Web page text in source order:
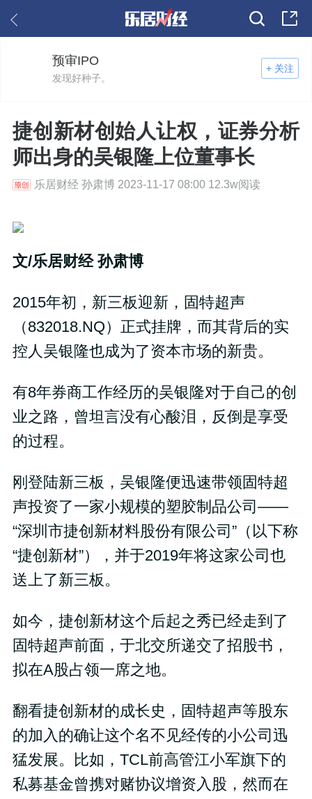
+ 关注
预审IPO
发现好种子。
捷创新材创始人让权，证券分析
师出身的吴银隆上位董事长
乐居财经 孙肃博 2023-11-17 08:00 12.3w阅读
文/乐居财经 孙肃博
2015年初，新三板迎新，固特超声
（832018.NQ）正式挂牌，而其背后的实
控人吴银隆也成为了资本市场的新贵。
有8年券商工作经历的吴银隆对于自己的创
业之路，曾坦言没有心酸泪，反倒是享受
的过程。
刚登陆新三板，吴银隆便迅速带领固特超
声投资了一家小规模的塑胶制品公司——
“深圳市捷创新材料股份有限公司”（以下称
“捷创新材”），并于2019年将这家公司也
送上了新三板。
如今，捷创新材这个后起之秀已经走到了
固特超声前面，于北交所递交了招股书，
拟在A股占领一席之地。
翻看捷创新材的成长史，固特超声等股东
的加入的确让这个名不见经传的小公司迅
猛发展。比如，TCL前高管江小军旗下的
私募基金曾携对赌协议增资入股，然而在